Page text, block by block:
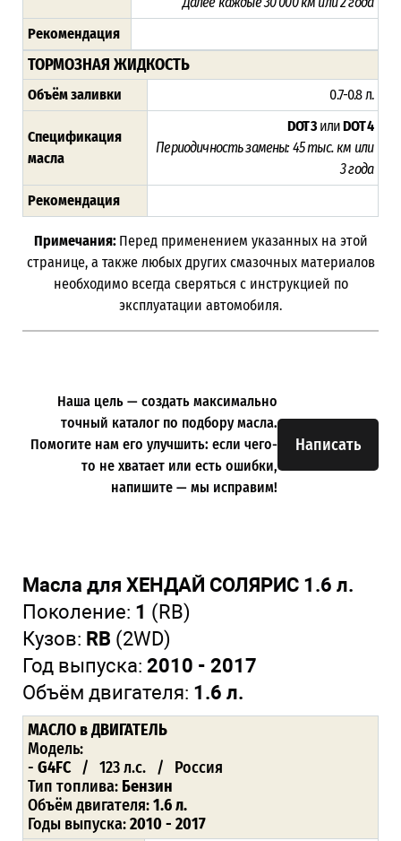
Рекомендация
ТОРМОЗНАЯ ЖИДКОСТЬ
Объём заливки 0.7-0.8 л.
Спецификация
масла
DOT 3 илиDOT 4
Периодичность замены: 45 тыс. км или
3 года
Рекомендация
Примечания: Перед применением указанных на этой
странице, а также любых других смазочных материалов
необходимо всегда сверяться с инструкцией по
эксплуатации автомобиля.
Написать
Наша цель — создать максимально
точный каталог по подбору масла.
Помогите нам его улучшить: если чего-
то не хватает или есть ошибки,
напишите — мы исправим!
Масла для ХЕНДАЙ СОЛЯРИС 1.6 л.
Поколение: 1 (RB)
Кузов: RB (2WD)
Год выпуска: 2010 - 2017
Объём двигателя: 1.6 л.
МАСЛО в ДВИГАТЕЛЬ
Модель:
- G4FC/ 123 л.с. / Россия
Тип топлива: Бензин
Объём двигателя:1.6 л.
Годы выпуска:2010 - 2017